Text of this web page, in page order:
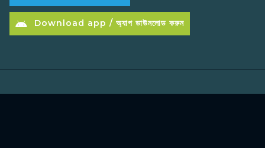
Download app / অ্যাপ ডাউনলোড করুন